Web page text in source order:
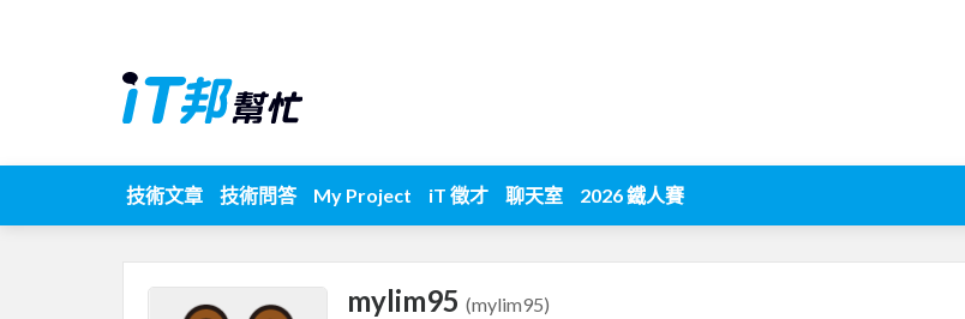
技術文章 技術問答 My Project iT 徵才 聊天室 2026 鐵人賽
mylim95 (mylim95)